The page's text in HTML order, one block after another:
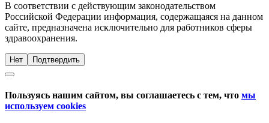
В соответствии с действующим законодательством
Российской Федерации информация, содержащаяся на данном
сайте, предназначена исключительно для работников сферы
здравоохранения.
Нет Подтвердить
Пользуясь нашим сайтом, вы соглашаетесь с тем, что мы
используем cookies